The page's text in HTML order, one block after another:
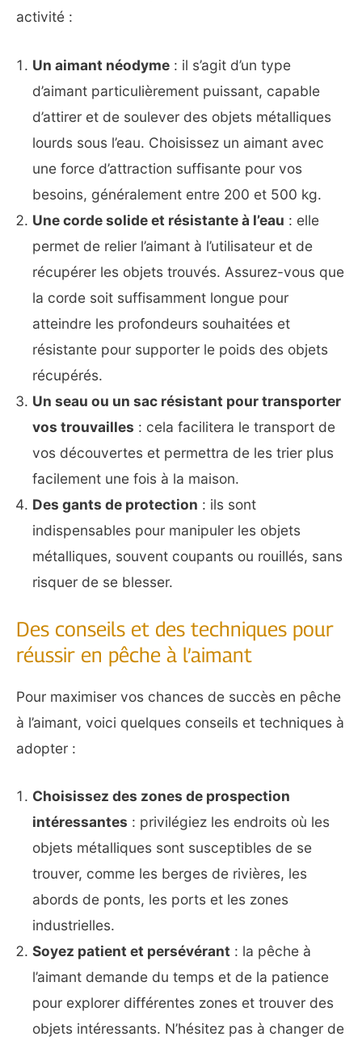
activité :
Un aimant néodyme : il s’agit d’un type
d’aimant particulièrement puissant, capable
d’attirer et de soulever des objets métalliques
lourds sous l’eau. Choisissez un aimant avec
une force d’attraction suffisante pour vos
besoins, généralement entre 200 et 500 kg.
Une corde solide et résistante à l’eau : elle
permet de relier l’aimant à l’utilisateur et de
récupérer les objets trouvés. Assurez-vous que
la corde soit suffisamment longue pour
atteindre les profondeurs souhaitées et
résistante pour supporter le poids des objets
récupérés.
Un seau ou un sac résistant pour transporter
vos trouvailles : cela facilitera le transport de
vos découvertes et permettra de les trier plus
facilement une fois à la maison.
Des gants de protection : ils sont
indispensables pour manipuler les objets
métalliques, souvent coupants ou rouillés, sans
risquer de se blesser.
Des conseils et des techniques pour
réussir en pêche à l’aimant
Pour maximiser vos chances de succès en pêche
à l’aimant, voici quelques conseils et techniques à
adopter :
Choisissez des zones de prospection
intéressantes : privilégiez les endroits où les
objets métalliques sont susceptibles de se
trouver, comme les berges de rivières, les
abords de ponts, les ports et les zones
industrielles.
Soyez patient et persévérant : la pêche à
l’aimant demande du temps et de la patience
pour explorer différentes zones et trouver des
objets intéressants. N’hésitez pas à changer de